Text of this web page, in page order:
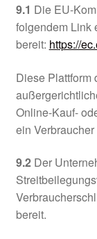
9.1 Die EU-
folgendem Link
bereit: https://
Diese Plattform
Online-Kauf-
ein
9.2Der
bereit.